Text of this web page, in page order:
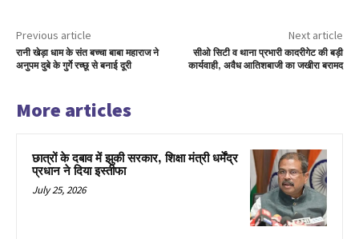
Previous article
रानी खेड़ा धाम के संत बच्चा बाबा महाराज ने
अनुपम दुबे के गुर्गे रच्छू से बनाई दूरी
Next article
सीओ सिटी व थाना प्रभारी कादरीगेट की बड़ी
कार्यवाही, अवैध आतिशबाजी का जखीरा बरामद
More articles
छात्रों के दबाव में झुकी सरकार, शिक्षा मंत्री धर्मेंद्र
प्रधान ने दिया इस्तीफा
July 25, 2026